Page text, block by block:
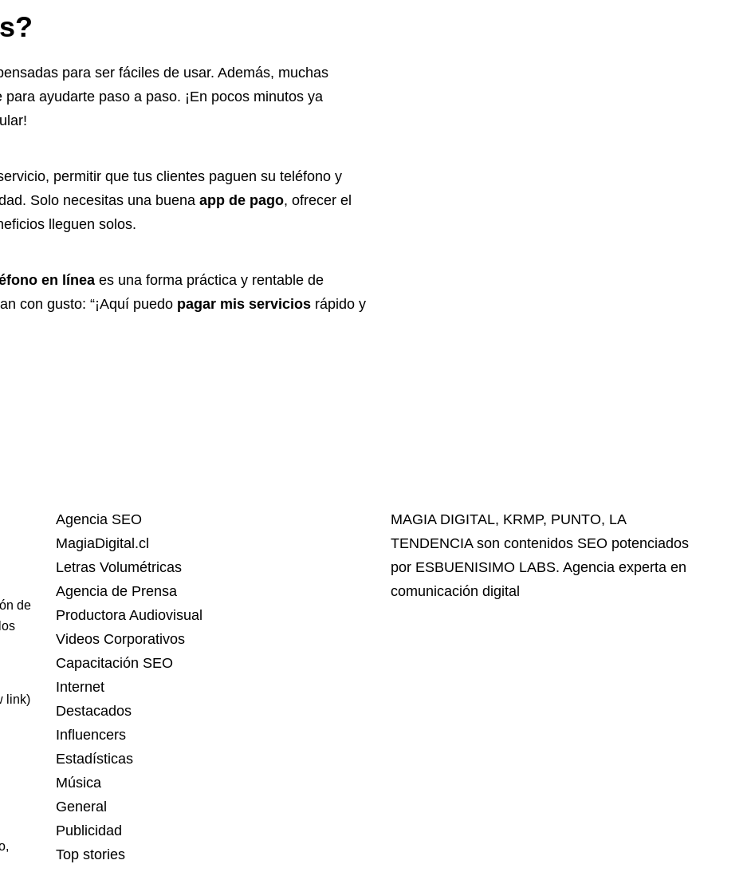
para ser fáciles de usar. Además, muchas
ayudarte paso a paso. ¡En pocos minutos ya
permitir que tus clientes paguen su teléfono y
Solo necesitas una buena app de pago, ofrecer el
lleguen solos.
en línea es una forma práctica y rentable de
con gusto: “¡Aquí puedo pagar mis servicios rápido y
de
link)
Agencia SEO
MagiaDigital.cl
Letras Volumétricas
Agencia de Prensa
Productora Audiovisual
Videos Corporativos
Capacitación SEO
Internet
Destacados
Influencers
Estadísticas
Música
General
Publicidad
Top stories
MAGIA DIGITAL, KRMP, PUNTO, LA
TENDENCIAson contenidos SEO potenciados
por ESBUENISIMO LABS. Agencia experta en
comunicación digital